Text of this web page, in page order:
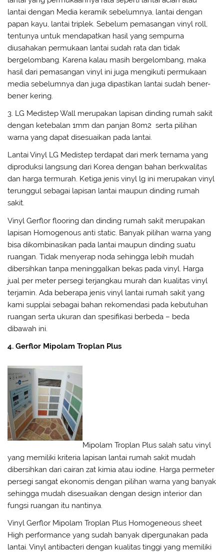
lantai dengan Media keramik sebelumnya, lantai dengan
papan kayu, lantai triplek. Sebelum pemasangan vinyl roll,
tentunya untuk mendapatkan hasil yang sempurna
diusahakan permukaan lantai sudah rata dan tidak
bergelombang. Karena kalau masih bergelombang, maka
hasil dari pemasangan vinyl ini juga mengikuti permukaan
media sebelumnya dan juga dipastikan lantai sudah bener-
bener kering.
3. LG Medistep Wall merupakan lapisan dinding rumah sakit
dengan ketebalan 1mm dan panjan 80m2 serta pilihan
warna yang dapat disesuaikan pada lantai.
Lantai Vinyl LG Medistep terdapat dari merk ternama yang
diproduksi langsung dari Korea dengan bahan berkwalitas
dan harga termurah. Ketiga jenis vinyl lg ini merupakan vinyl
terunggul sebagai lapisan lantai maupun dinding rumah
sakit.
Vinyl Gerflor flooring dan dinding rumah sakit merupakan
lapisan Homogenous anti static. Banyak pilihan warna yang
bisa dikombinasikan pada lantai maupun dinding suatu
ruangan. Tidak menyerap noda sehingga lebih mudah
dibersihkan tanpa meninggalkan bekas pada vinyl. Harga
jual per meter persegi terjangkau murah dan kualitas vinyl
terjamin. Ada beberapa jenis vinyl lantai rumah sakit yang
kami supplai sebagai bahan rekomendasi pada kebutuhan
ruangan serta ukuran dan spesifikasi berbeda – beda
dibawah ini.
4. Gerflor Mipolam Troplan Plus
Mipolam Troplan Plus salah satu vinyl
yang memiliki kriteria lapisan lantai rumah sakit mudah
dibersihkan dari cairan zat kimia atau iodine. Harga permeter
persegi sangat ekonomis dengan pilihan warna yang banyak
sehingga mudah disesuaikan dengan design interior dan
fungsi ruangan itu nantinya.
Vinyl Gerflor Mipolam Troplan Plus Homogeneous sheet
High performance yang sudah banyak dipergunakan pada
lantai. Vinyl antibacteri dengan kualitas tinggi yang memiliki